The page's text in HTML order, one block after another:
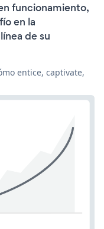
funcionamiento,
en la
de su
entice, captivate,